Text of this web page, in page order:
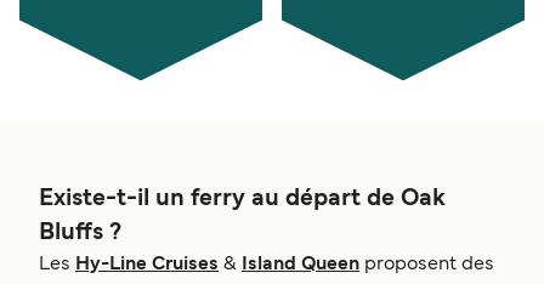
Existe-t-il un ferry au départ de Oak
Bluffs ?
Les Hy-Line Cruises & Island Queen proposent des